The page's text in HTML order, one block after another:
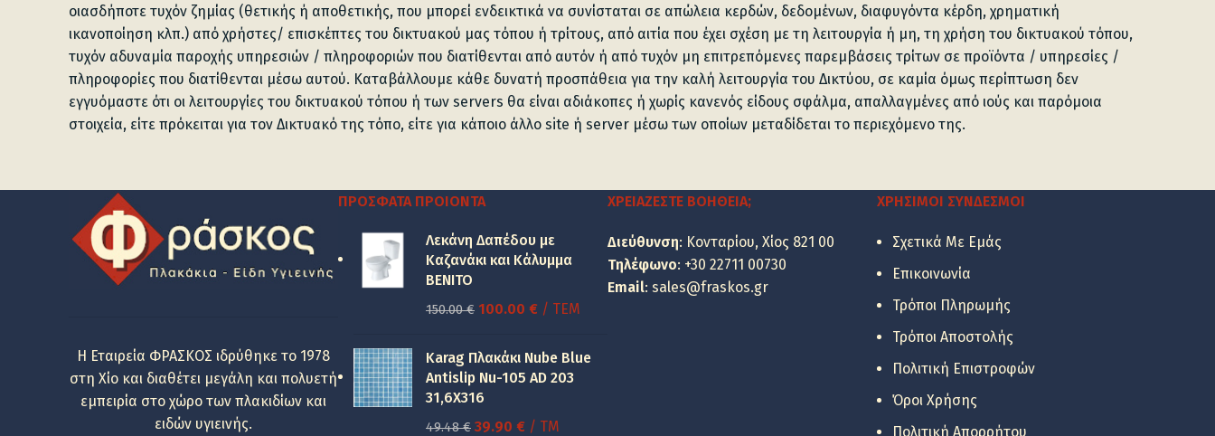
οιασδήποτε τυχόν ζημίας (θετικής ή αποθετικής, που μπορεί ενδεικτικά να συνίσταται σε απώλεια κερδών, δεδομένων, διαφυγόντα κέρδη, χρηματική
ικανοποίηση κλπ.) από χρήστες/ επισκέπτες του δικτυακού μας τόπου ή τρίτους, από αιτία που έχει σχέση με τη λειτουργία ή μη, τη χρήση του δικτυακού τόπου,
τυχόν αδυναμία παροχής υπηρεσιών / πληροφοριών που διατίθενται από αυτόν ή από τυχόν μη επιτρεπόμενες παρεμβάσεις τρίτων σε προϊόντα / υπηρεσίες /
πληροφορίες που διατίθενται μέσω αυτού. Καταβάλλουμε κάθε δυνατή προσπάθεια για την καλή λειτουργία του Δικτύου, σε καμία όμως περίπτωση δεν
εγγυόμαστε ότι οι λειτουργίες του δικτυακού τόπου ή των servers θα είναι αδιάκοπες ή χωρίς κανενός είδους σφάλμα, απαλλαγμένες από ιούς και παρόμοια
στοιχεία, είτε πρόκειται για τον Δικτυακό της τόπο, είτε για κάποιο άλλο site ή server μέσω των οποίων μεταδίδεται το περιεχόμενο της.
Η Εταιρεία ΦΡΑΣΚΟΣ ιδρύθηκε το 1978
στη Χίο και διαθέτει μεγάλη και πολυετή
εμπειρία στο χώρο των πλακιδίων και
ειδών υγιεινής.
ΠΡΌΣΦΑΤΑ ΠΡΟΙΌΝΤΑ
Λεκάνη Δαπέδου με
Καζανάκι και Κάλυμμα
BENITO
150.00€ Original
was:
150.00 €.
100.00 €Η
τιμή
είναι:
/ ΤΕΜ
Karag Πλακάκι Nube Blue
Antislip Nu-105 AD 203
31,6X316
49.48€ Original
39.90 €Η/ TM
ΧΡΕΙΆΖΕΣΤΕ ΒΟΉΘΕΙΑ;
Διεύθυνση: Κονταρίου, Χίος 821 00
Τηλέφωνο: +30 22711 00730
Email: sales@fraskos.gr
ΧΡΉΣΙΜΟΙ ΣΎΝΔΕΣΜΟΙ
Σχετικά Με Εμάς
Επικοινωνία
Τρόποι Πληρωμής
Τρόποι Αποστολής
Πολιτική Επιστροφών
Όροι Χρήσης
Πολιτική Απορρήτου